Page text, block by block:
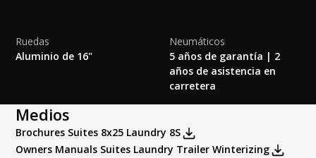
Ruedas
Aluminio de 16"
Neumáticos
5 años de garantía | 2
años de asistencia en
carretera
Medios
Brochures Suites 8x25 Laundry 8S
Owners Manuals Suites Laundry Trailer Winterizing